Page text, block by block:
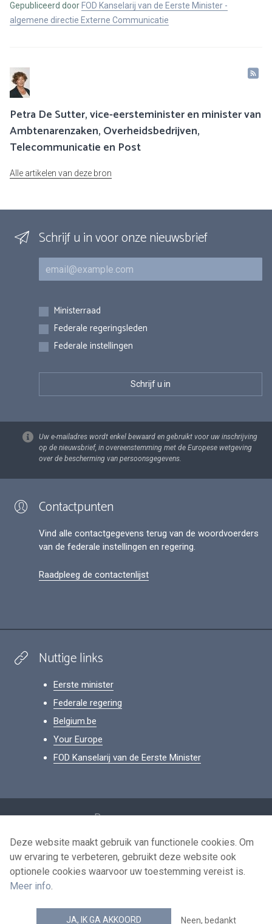
Gepubliceerd door FOD Kanselarij van de Eerste Minister -
algemene directie Externe Communicatie
Petra De Sutter, vice-eersteminister en minister van
Ambtenarenzaken, Overheidsbedrijven,
Telecommunicatie en Post
Alle artikelen van deze bron
Schrijf u in voor onze nieuwsbrief
E-mail
Inschrijvingen
Ministerraad
Federale regeringsleden
Federale instellingen
Uw e-mailadres wordt enkel bewaard en gebruikt voor uw inschrijving
op de nieuwsbrief, in overeenstemming met de Europese wetgeving
over de bescherming van persoonsgegevens.
Contactpunten
Vind alle contactgegevens terug van de woordvoerders
van de federale instellingen en regering.
Raadpleeg de contactenlijst
Nuttige links
Eerste minister
Federale regering
Belgium.be
Your Europe
FOD Kanselarij van de Eerste Minister
Persoonsgegevens
Voorwaarden voor het hergebruik
Contacteer ons
news.belgium RSS feed
Deze website maakt gebruik van functionele cookies. Om
uw ervaring te verbeteren, gebruikt deze website ook
optionele cookies waarvoor uw toestemming vereist is.
Meer info.
JA, IK GA AKKOORD Neen, bedankt